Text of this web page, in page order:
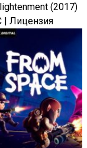
(2017)
| Лицензия